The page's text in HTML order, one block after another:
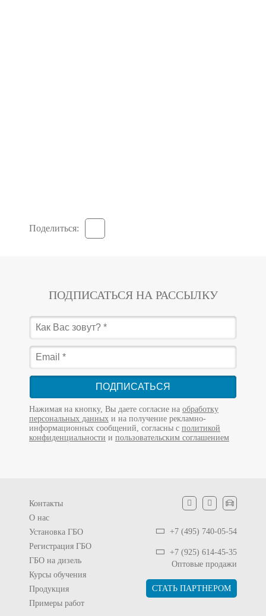
Поделиться:
ПОДПИСАТЬСЯ НА РАССЫЛКУ
ПОДПИСАТЬСЯ
Нажимая на кнопку, Вы даете согласие на обработку
персональных данных и на получение рекламно-
информационных сообщений, согласны с политикой
конфиденциальности и пользовательским соглашением
Контакты
О нас
Установка ГБО
Регистрация ГБО
ГБО на дизель
Курсы обучения
Продукция
Примеры работ
+7 (495) 740-05-54
+7 (925) 614-45-35
Оптовые продажи
СТАТЬ ПАРТНЕРОМ